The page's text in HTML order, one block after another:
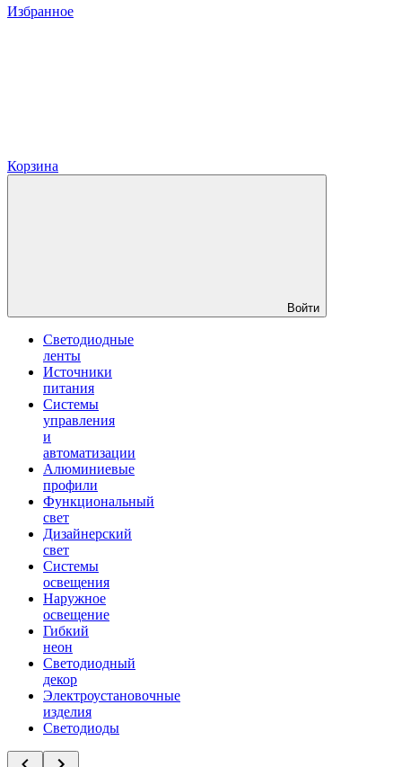
Избранное
Корзина
Войти
Светодиодные
ленты
Источники
питания
Системы
управления
и
автоматизации
Алюминиевые
профили
Функциональный
свет
Дизайнерский
свет
Системы
освещения
Наружное
освещение
Гибкий
неон
Светодиодный
декор
Электроустановочные
изделия
Светодиоды